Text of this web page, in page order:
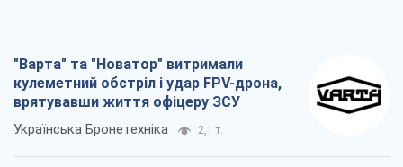
"Варта" та "Новатор" витримали
кулеметний обстріл і удар FPV-дрона,
врятувавши життя офіцеру ЗСУ
Українська Бронетехніка 2,1 т.